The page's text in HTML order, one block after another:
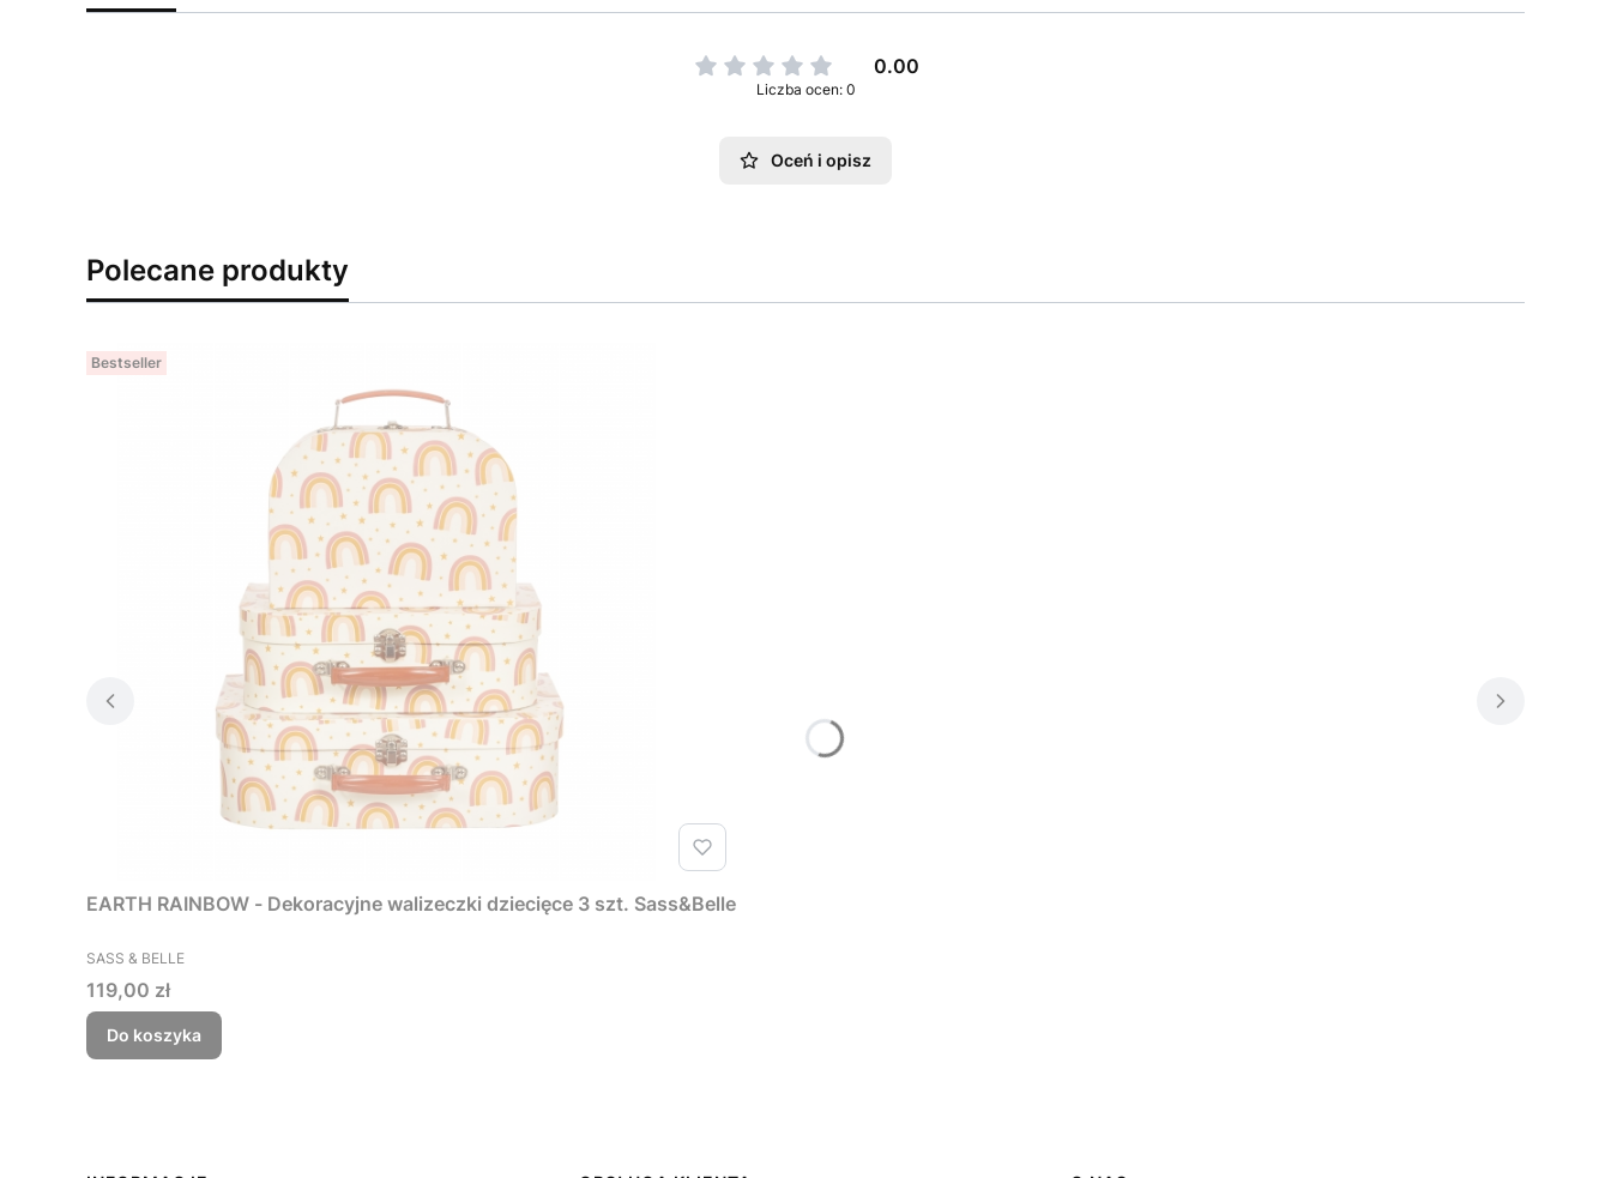
0.00
Liczba ocen: 0
Oceń i opisz
Polecane produkty
Bestseller
EARTH RAINBOW - Dekoracyjne walizeczki dziecięce 3 szt. Sass&Belle
PRODUCENT
SASS & BELLE
Cena
119,00 zł
Do koszyka